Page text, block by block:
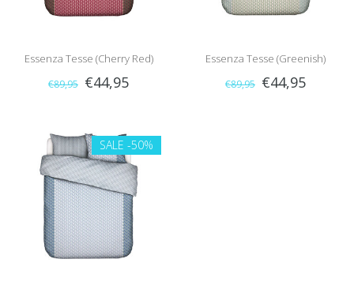
Essenza Tesse (Cherry Red)
€89,95 €44,95
Essenza Tesse (Greenish)
€89,95 €44,95
SALE -50%